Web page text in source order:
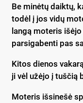
Be minėtų daiktų,
todėl į jos vidų
langą moteris
parsigabenti pas
Kitos dienos
ji vėl užėjo į tuščią
Moteris išsinešė